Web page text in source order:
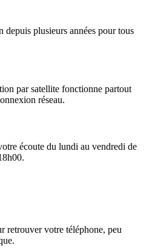
depuis plusieurs années pour tous
par satellite fonctionne partout
réseau.
écoute du lundi au vendredi de
retrouver votre téléphone, peu